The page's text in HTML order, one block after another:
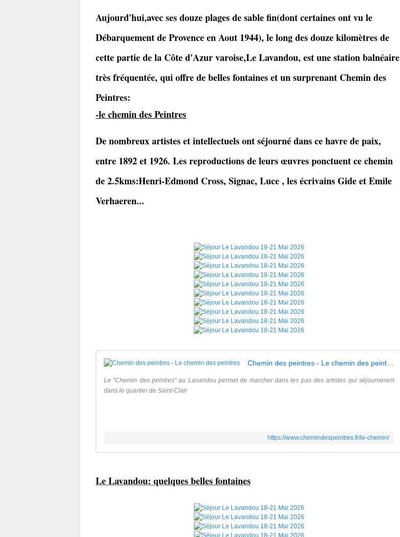
Aujourd'hui,avec ses douze plages de sable fin(dont certaines ont vu le
Débarquement de Provence en Aout 1944), le long des douze kilomètres de
cette partie de la Côte d'Azur varoise,Le Lavandou, est une station balnéaire
très fréquentée, qui offre de belles fontaines et un surprenant Chemin des
Peintres:
-le chemin des Peintres
De nombreux artistes et intellectuels ont séjourné dans ce havre de paix,
entre 1892 et 1926. Les reproductions de leurs œuvres ponctuent ce chemin
de 2.5kms:Henri-Edmond Cross, Signac, Luce , les écrivains Gide et Emile
Verhaeren...
Le "Chemin des peintres" au Lavandou permet de marcher dans les pas des artistes qui séjournèrent
dans le quartier de Saint-Clair
https://www.chemindespeintres.fr/le-chemin/
Le Lavandou: quelques belles fontaines